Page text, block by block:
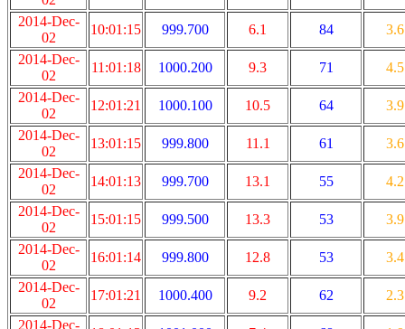
2014-Dec-
02
10:01:15 999.700 6.1 84
3.6
2014-Dec-
02
11:01:18 1000.200 9.3 71
4.5
2014-Dec-
02
12:01:21 1000.100 10.5 64
3.9
2014-Dec-
02
13:01:15 999.800 11.1 61
3.6
2014-Dec-
02
14:01:13 999.700 13.1 55
4.2
2014-Dec-
02
15:01:15 999.500 13.3 53
3.9
2014-Dec-
02
16:01:14 999.800 12.8 53
3.4
2014-Dec-
02
17:01:21 1000.400 9.2 62
2.3
2014-Dec-